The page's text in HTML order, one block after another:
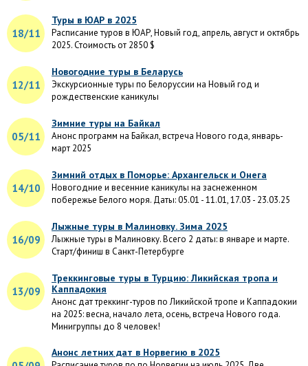
18/11
Туры в ЮАР в 2025
Расписание туров в ЮАР, Новый год, апрель, август и октябрь
2025. Стоимость от 2850 $
12/11
Новогодние туры в Беларусь
Экскурсионные туры по Белоруссии на Новый год и
рождественские каникулы
05/11
Зимние туры на Байкал
Анонс программ на Байкал, встреча Нового года, январь-
март 2025
14/10
Зимний отдых в Поморье: Архангельск и Онега
Новогодние и весенние каникулы на заснеженном
побережье Белого моря. Даты: 05.01 - 11.01, 17.03 - 23.03.25
16/09
Лыжные туры в Малиновку. Зима 2025
Лыжные туры в Малиновку. Всего 2 даты: в январе и марте.
Старт/финиш в Санкт-Петербурге
13/09
Треккинговые туры в Турцию: Ликийская тропа и
Каппадокия
Анонс дат треккинг-туров по Ликийской тропе и Каппадокии
на 2025: весна, начало лета, осень, встреча Нового года.
Минигруппы до 8 человек!
Анонс летних дат в Норвегию в 2025